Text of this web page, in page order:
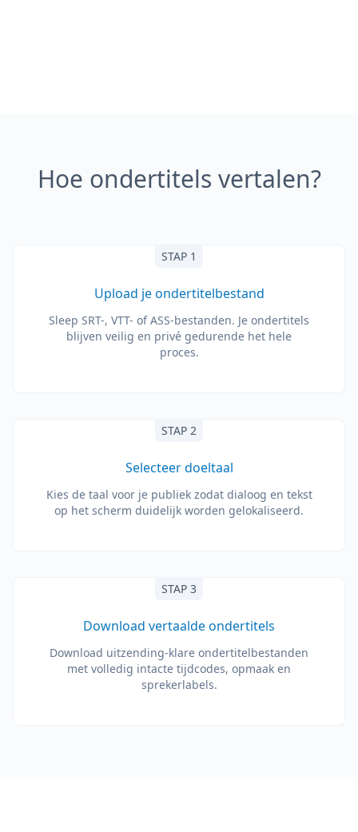
Hoe ondertitels vertalen?
STAP 1
Upload je ondertitelbestand
Sleep SRT-, VTT- of ASS-bestanden. Je ondertitels
blijven veilig en privé gedurende het hele
proces.
STAP 2
Selecteer doeltaal
Kies de taal voor je publiek zodat dialoog en tekst
op het scherm duidelijk worden gelokaliseerd.
STAP 3
Download vertaalde ondertitels
Download uitzending-klare ondertitelbestanden
met volledig intacte tijdcodes, opmaak en
sprekerlabels.